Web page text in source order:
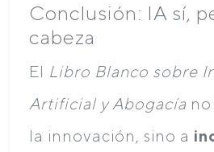
Conclusión: IA sí,
cabeza
El Libro Blanco sobre
Artificial y Abogacía
la innovación, sino a